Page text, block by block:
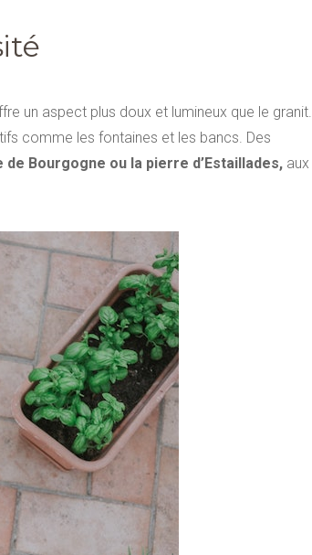
un aspect plus doux et lumineux que le granit.
comme les fontaines et les bancs. Des
Bourgogne ou la pierre d’Estaillades, aux